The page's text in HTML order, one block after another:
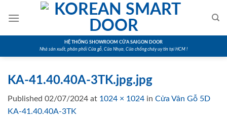
HỆ THỐNG SHOWROOM CỬA SAIGON DOOR
Nhà sản xuất, phân phối Cửa gỗ, Cửa Nhựa, Cửa chống cháy uy tín tại HCM !
KA-41.40.40A-3TK.jpg.jpg
Published 02/07/2024 at 1024 × 1024 in Cửa Vân Gỗ 5D
KA-41.40.40A-3TK